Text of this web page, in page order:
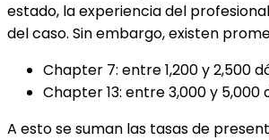
estado, la experiencia del
del caso. Sin embargo, existen
Chapter 7: entre 1,200 y 2,500
Chapter 13: entre 3,000 y 5,000
A esto se suman las tasas de